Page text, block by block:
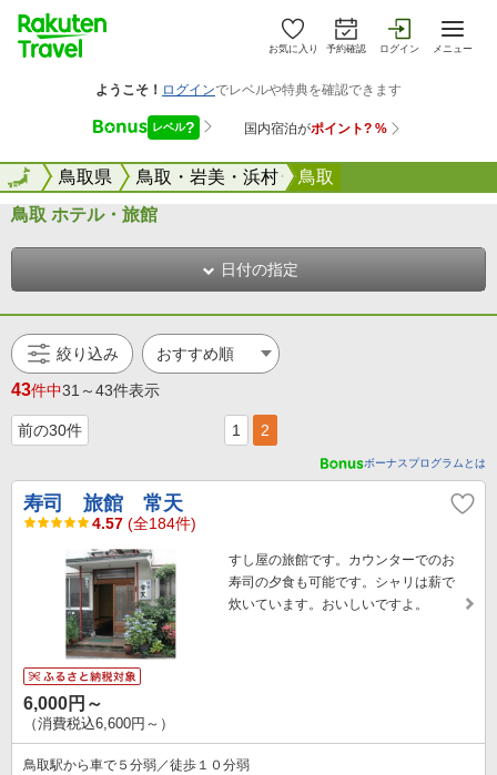
お気に入り 予約確認 ログイン メニュー
全国鳥取県 鳥取・岩美・浜村 鳥取
全国
鳥取 ホテル・旅館
日付の指定
絞り込み
43件中31～43件表示
前の30件 1 2
ボーナスプログラムとは
寿司 旅館 常天
4.57 (全184件)
すし屋の旅館です。カウンターでのお
寿司の夕食も可能です。シャリは薪で
炊いています。おいしいですよ。
6,000円～
（消費税込6,600円～）
鳥取駅から車で５分弱／徒歩１０分弱